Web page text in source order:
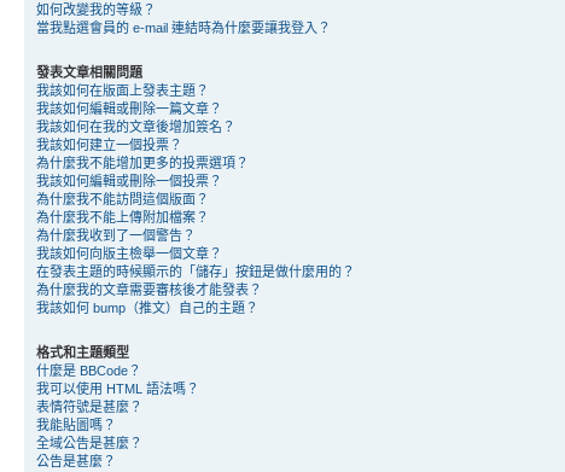
如何改變我的等級？
當我點選會員的 e-mail 連結時為什麼要讓我登入？
發表文章相關問題
我該如何在版面上發表主題？
我該如何編輯或刪除一篇文章？
我該如何在我的文章後增加簽名？
我該如何建立一個投票？
為什麼我不能增加更多的投票選項？
我該如何編輯或刪除一個投票？
為什麼我不能訪問這個版面？
為什麼我不能上傳附加檔案？
為什麼我收到了一個警告？
我該如何向版主檢舉一個文章？
在發表主題的時候顯示的「儲存」按鈕是做什麼用的？
為什麼我的文章需要審核後才能發表？
我該如何 bump（推文）自己的主題？
格式和主題類型
什麼是 BBCode？
我可以使用 HTML 語法嗎？
表情符號是甚麼？
我能貼圖嗎？
全域公告是甚麼？
公告是甚麼？